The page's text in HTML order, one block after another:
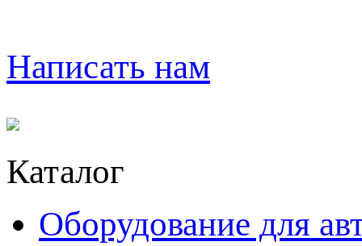
Написать нам
Каталог
Оборудование для